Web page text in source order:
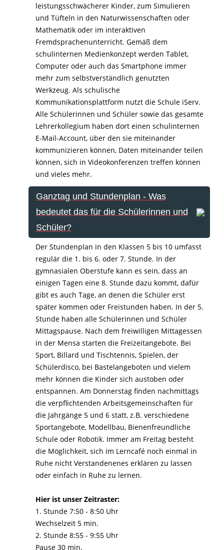
leistungsschwächerer Kinder, zum Simulieren
und Tüfteln in den Naturwissenschaften oder
Mathematik oder im interaktiven
Fremdsprachenunterricht. Gemäß dem
schulinternen Medienkonzept werden Tablet,
Computer oder auch das Smartphone immer
mehr zum selbstverständlich genutzten
Werkzeug. Als schulische
Kommunikationsplattform nutzt die Schule iServ.
Alle Schülerinnen und Schüler sowie das gesamte
Lehrerkollegium haben dort einen schulinternen
E-Mail-Account, über den sie miteinander
kommunizieren können, Daten miteinander teilen
können, sich in Videokonferenzen treffen können
und vieles mehr.
Ganztag und Stundenplan - Was
bedeutet das für die Schülerinnen und
Schüler?
Der Stundenplan in den Klassen 5 bis 10 umfasst
regulär die 1. bis 6. oder 7. Stunde. In der
gymnasialen Oberstufe kann es sein, dass an
einigen Tagen eine 8. Stunde dazu kommt, dafür
gibt es auch Tage, an denen die Schüler erst
später kommen oder Freistunden haben. In der 5.
Stunde haben alle Schülerinnen und Schüler
Mittagspause. Nach dem freiwilligen Mittagessen
in der Mensa starten die Freizeitangebote. Bei
Sport, Billard und Tischtennis, Spielen, der
Schülerdisco, bei Bastelangeboten und vielem
mehr können die Kinder sich austoben oder
entspannen. Am Donnerstag finden nachmittags
die verpflichtenden Arbeitsgemeinschaften für
die Jahrgänge 5 und 6 statt, z.B. verschiedene
Sportangebote, Modellbau, Bienenfreundliche
Schule oder Robotik. Immer am Freitag besteht
die Möglichkeit, sich im Lerncafé noch einmal in
Ruhe nicht Verstandenenes erklären zu lassen
oder einfach in Ruhe zu lernen.
Hier ist unser Zeitraster:
1. Stunde 7:50 - 8:50 Uhr
Wechselzeit 5 min.
2. Stunde 8:55 - 9:55 Uhr
Pause 30 min.